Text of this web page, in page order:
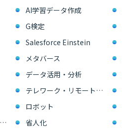
AI学習データ作成
G検定
Salesforce Einstein
メタバース
データ活用・分析
テレワーク・リモートワーク
ロボット
営業支援・インサイドセールス 省人化